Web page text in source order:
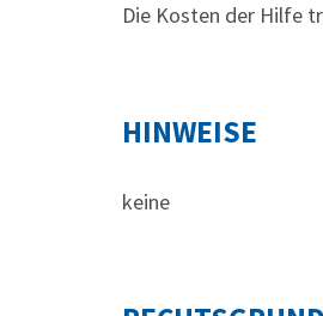
Die Kosten der Hilfe
HINWEISE
keine